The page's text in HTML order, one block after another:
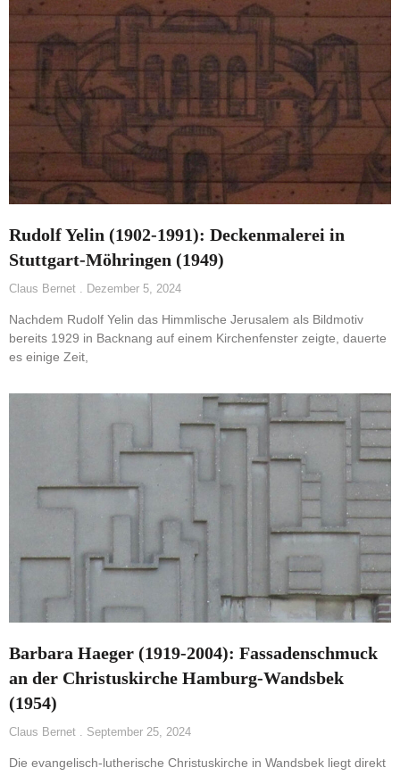
Rudolf Yelin (1902-1991): Deckenmalerei in
Stuttgart-Möhringen (1949)
Claus Bernet Dezember 5, 2024
Nachdem Rudolf Yelin das Himmlische Jerusalem als Bildmotiv
bereits 1929 in Backnang auf einem Kirchenfenster zeigte, dauerte
es einige Zeit,
Barbara Haeger (1919-2004): Fassadenschmuck
an der Christuskirche Hamburg-Wandsbek
(1954)
Claus Bernet September 25, 2024
Die evangelisch-lutherische Christuskirche in Wandsbek liegt direkt